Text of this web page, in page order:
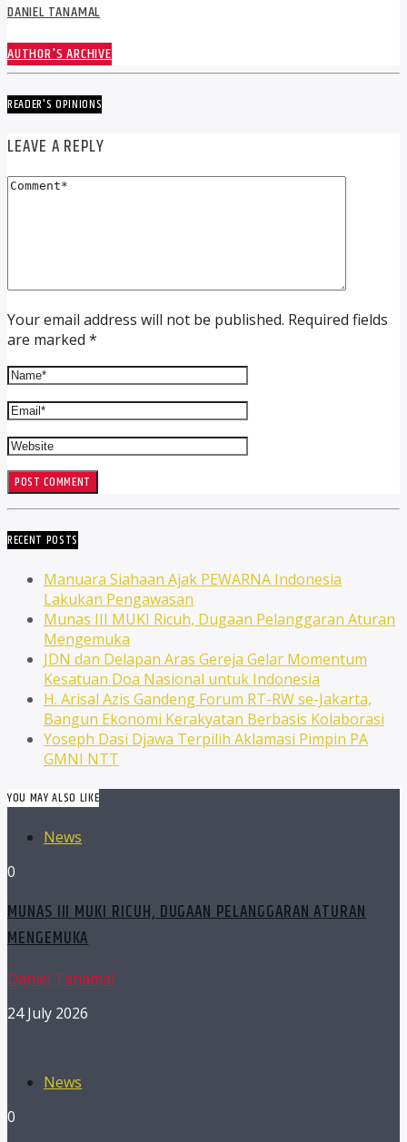
DANIEL TANAMAL
AUTHOR'S ARCHIVE
READER'S OPINIONS
LEAVE A REPLY
Your email address will not be published. Required fields
are marked *
RECENT POSTS
Manuara Siahaan Ajak PEWARNA Indonesia
Lakukan Pengawasan
Munas III MUKI Ricuh, Dugaan Pelanggaran Aturan
Mengemuka
JDN dan Delapan Aras Gereja Gelar Momentum
Kesatuan Doa Nasional untuk Indonesia
H. Arisal Azis Gandeng Forum RT-RW se-Jakarta,
Bangun Ekonomi Kerakyatan Berbasis Kolaborasi
Yoseph Dasi Djawa Terpilih Aklamasi Pimpin PA
GMNI NTT
YOU MAY ALSO LIKE
News
0
MUNAS III MUKI RICUH, DUGAAN PELANGGARAN ATURAN
MENGEMUKA
Daniel Tanamal
24 July 2026
News
0